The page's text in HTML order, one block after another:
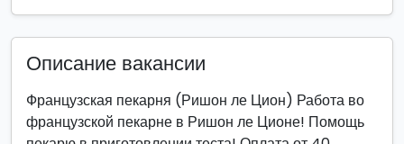
Описание вакансии
Французская пекарня (Ришон ле Цион) Работа во
французской пекарне в Ришон ле Ционе! Помощь